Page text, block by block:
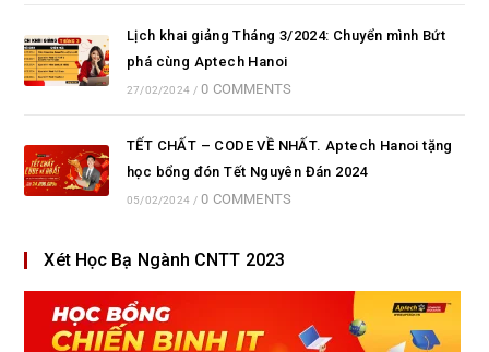
Lịch khai giảng Tháng 3/2024: Chuyển mình Bứt
phá cùng Aptech Hanoi
27/02/2024 / 0 COMMENTS
TẾT CHẤT – CODE VỀ NHẤT. Aptech Hanoi tặng
học bổng đón Tết Nguyên Đán 2024
05/02/2024 / 0 COMMENTS
Xét Học Bạ Ngành CNTT 2023